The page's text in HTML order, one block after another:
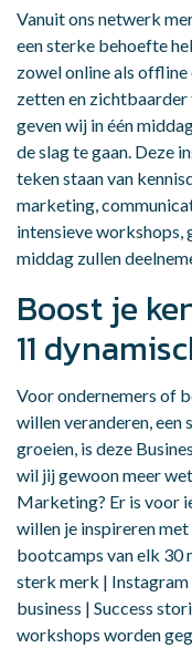
Vanuit ons netwerk
een sterke behoefte
zowel online als
zetten en
geven wij in één
de slag te gaan. Deze
teken staan van
marketing,
intensieve workshops,
middag zullen
Boost je
11
Voor ondernemers of
willen veranderen,
groeien, is deze
wil jij gewoon meer
Marketing? Er is voor
willen je inspireren
bootcamps van elk
sterk merk | Instagram
business | Success
workshops worden